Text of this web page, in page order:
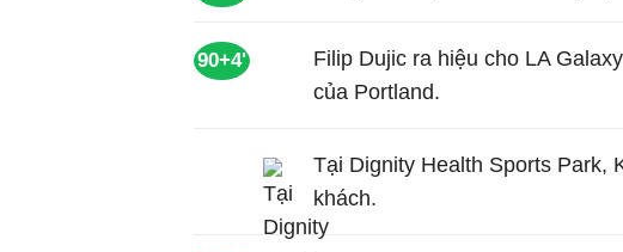
90+4'
Filip Dujic ra hiệu cho LA
của Portland.
Tại Dignity Health Sports Park,
khách.